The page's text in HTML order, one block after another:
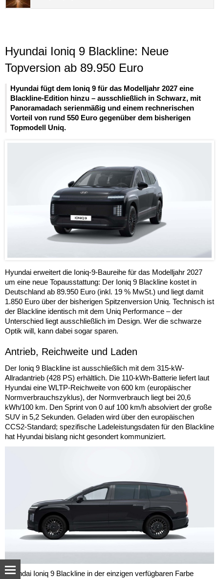
Hyundai Ioniq 9 Blackline: Neue
Topversion ab 89.950 Euro
Hyundai fügt dem Ioniq 9 für das Modelljahr 2027 eine
Blackline-Edition hinzu – ausschließlich in Schwarz, mit
Panoramadach serienmäßig und einem rechnerischen
Vorteil von rund 550 Euro gegenüber dem bisherigen
Topmodell Uniq.
Hyundai erweitert die Ioniq-9-Baureihe für das Modelljahr 2027
um eine neue Topausstattung: Der Ioniq 9 Blackline kostet in
Deutschland ab 89.950 Euro (inkl. 19 % MwSt.) und liegt damit
1.850 Euro über der bisherigen Spitzenversion Uniq. Technisch ist
der Blackline identisch mit dem Uniq Performance – der
Unterschied liegt ausschließlich im Design. Wer die schwarze
Optik will, kann dabei sogar sparen.
Antrieb, Reichweite und Laden
Der Ioniq 9 Blackline ist ausschließlich mit dem 315-kW-
Allradantrieb (428 PS) erhältlich. Die 110-kWh-Batterie liefert laut
Hyundai eine WLTP-Reichweite von 600 km (europäischer
Normverbrauchszyklus), der Normverbrauch liegt bei 20,6
kWh/100 km. Den Sprint von 0 auf 100 km/h absolviert der große
SUV in 5,2 Sekunden. Geladen wird über den europäischen
CCS2-Standard; spezifische Ladeleistungsdaten für den Blackline
hat Hyundai bislang nicht gesondert kommuniziert.
Hyundai Ioniq 9 Blackline in der einzigen verfügbaren Farbe